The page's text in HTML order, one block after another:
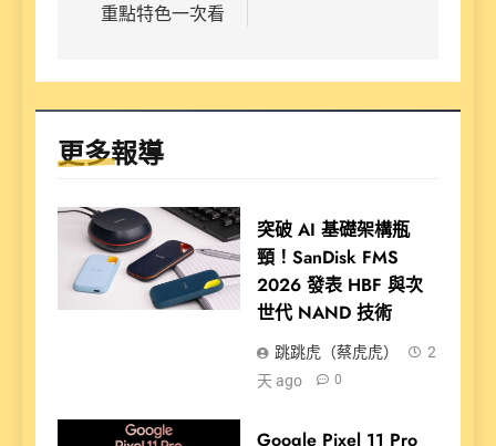
重點特色一次看
更多報導
突破 AI 基礎架構瓶
頸！SanDisk FMS
2026 發表 HBF 與次
世代 NAND 技術
跳跳虎（蔡虎虎）
2
天 ago
0
Google Pixel 11 Pro